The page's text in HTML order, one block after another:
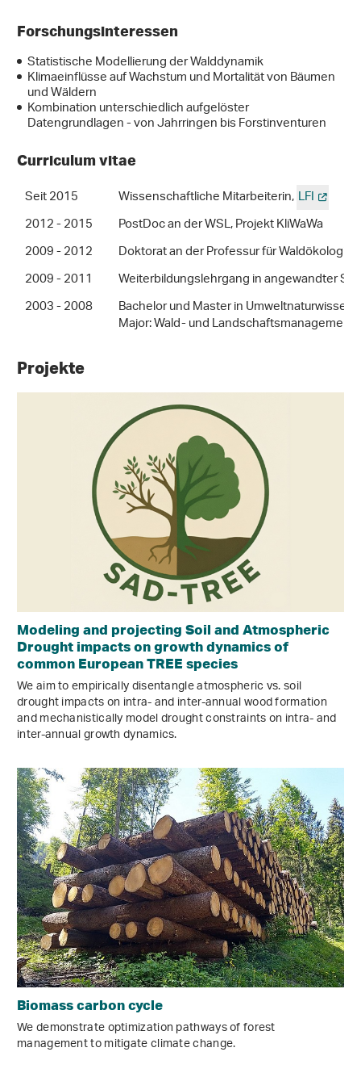
Forschungsinteressen
Statistische Modellierung der Walddynamik
Klimaeinflüsse auf Wachstum und Mortalität von Bäumen
und Wäldern
Kombination unterschiedlich aufgelöster
Datengrundlagen - von Jahrringen bis Forstinventuren
Curriculum vitae
Seit 2015 Wissenschaftliche Mitarbeiterin,LFI
2012 - 2015
PostDoc an der WSL, Projekt KliWaWa
2009 - 2012
Doktorat an der Professur für Waldökologie,
2009 - 2011
Weiterbildungslehrgang in angewandter
2003 - 2008
Bachelor und Master in
Major: Wald- und Landschaftsmanagement
Projekte
Modeling and projecting Soil and Atmospheric
Drought impacts on growth dynamics of
common European TREE species
We aim to empirically disentangle atmospheric vs. soil
drought impacts on intra- and inter-annual wood formation
and mechanistically model drought constraints on intra- and
inter-annual growth dynamics.
Biomass carbon cycle
We demonstrate optimization pathways of forest
management to mitigate climate change.